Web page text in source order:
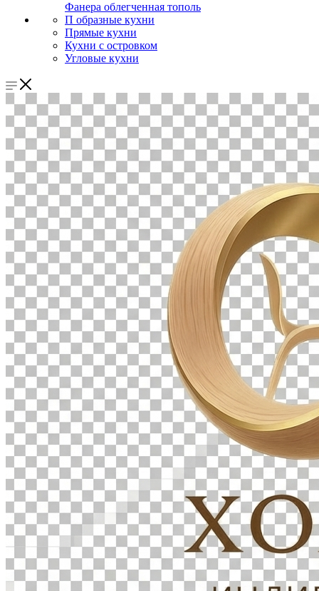
Фанера облегченная тополь
П образные кухни
Прямые кухни
Кухни с островком
Угловые кухни